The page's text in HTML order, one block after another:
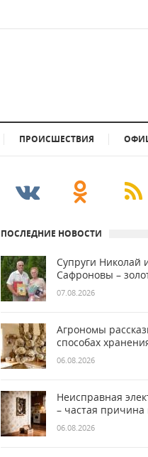
ПРОИСШЕСТВИЯ
ПОСЛЕДНИЕ НОВОСТИ
Супруги Николай
Сафроновы –
07.08.2026
Агрономы
способах
06.08.2026
Неисправная
– частая
06.08.2026